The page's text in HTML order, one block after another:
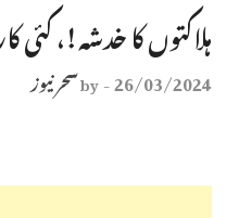
ہلاکتوں کا خدشہ !، کئی
26/03/2024
-
byسحر نیوز